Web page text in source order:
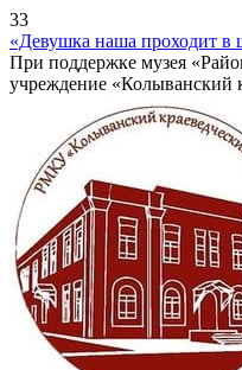
33
«Девушка наша проходит в
При поддержке музея
учреждение «Колыванский